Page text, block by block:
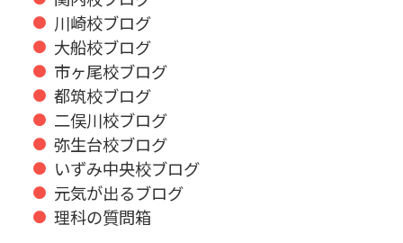
川崎校ブログ
大船校ブログ
市ヶ尾校ブログ
都筑校ブログ
二俣川校ブログ
弥生台校ブログ
いずみ中央校ブログ
元気が出るブログ
理科の質問箱